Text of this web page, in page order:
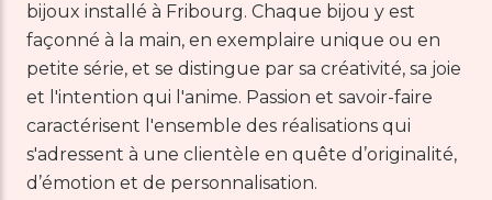
bijoux installé à Fribourg. Chaque bijou y est
façonné à la main, en exemplaire unique ou en
petite série, et se distingue par sa créativité, sa joie
et l'intention qui l'anime. Passion et savoir-faire
caractérisent l'ensemble des réalisations qui
s'adressent à une clientèle en quête d’originalité,
d’émotion et de personnalisation.